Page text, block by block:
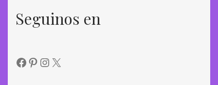
Seguinos en
Facebook
Pinterest
Instagram
X